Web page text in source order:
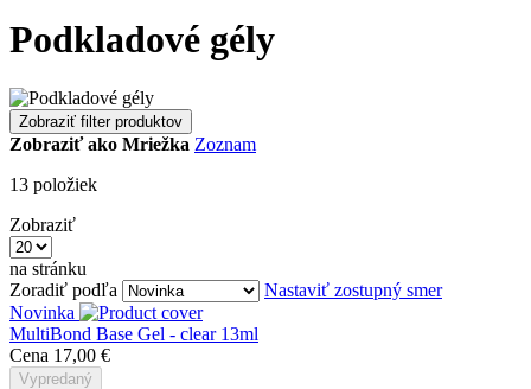
Podkladové gély
Zobraziť filter produktov
Zobraziť ako Mriežka Zoznam
13 položiek
Zobraziť
na stránku
Zoradiť podľa
Nastaviť zostupný smer
Novinka
MultiBond Base Gel - clear 13ml
Cena 17,00 €
Vypredaný